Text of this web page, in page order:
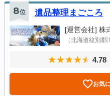
8位 遺品整理まごころ
[運営会社] 株
（北海道紋別郡
4.78
お気